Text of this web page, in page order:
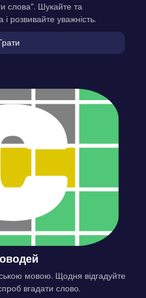
слова”. Шукайте та
розвивайте уважність.
мовою. Щодня відгадуйте
вгадати слово.